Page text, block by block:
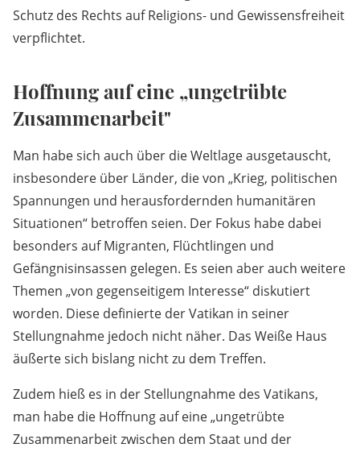
Schutz des Rechts auf Religions- und Gewissensfreiheit
verpflichtet.
Hoffnung auf eine „ungetrübte
Zusammenarbeit"
Man habe sich auch über die Weltlage ausgetauscht,
insbesondere über Länder, die von „Krieg, politischen
Spannungen und herausfordernden humanitären
Situationen“ betroffen seien. Der Fokus habe dabei
besonders auf Migranten, Flüchtlingen und
Gefängnisinsassen gelegen. Es seien aber auch weitere
Themen „von gegenseitigem Interesse“ diskutiert
worden. Diese definierte der Vatikan in seiner
Stellungnahme jedoch nicht näher. Das Weiße Haus
äußerte sich bislang nicht zu dem Treffen.
Zudem hieß es in der Stellungnahme des Vatikans,
man habe die Hoffnung auf eine „ungetrübte
Zusammenarbeit zwischen dem Staat und der